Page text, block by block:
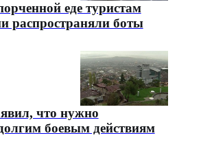
еде туристам
распространяли боты
что нужно
боевым действиям